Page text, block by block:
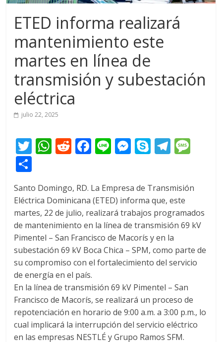
ETED informa realizará
mantenimiento este
martes en línea de
transmisión y subestación
eléctrica
julio 22, 2025
T
er
W
s
A
p
p
R
di
t
F
b
o
o
k
Li M
e
n
g
er
S
p
e
T
gr
a
m
a
g
e
o
m
p
ar
ti
r
Santo Domingo, RD. La Empresa de Transmisión
Eléctrica Dominicana (ETED) informa que, este
martes, 22 de julio, realizará trabajos programados
de mantenimiento en la línea de transmisión 69 kV
Pimentel – San Francisco de Macorís y en la
subestación 69 kV Boca Chica – SPM, como parte de
su compromiso con el fortalecimiento del servicio
de energía en el país.
En la línea de transmisión 69 kV Pimentel – San
Francisco de Macorís, se realizará un proceso de
repotenciación en horario de 9:00 a.m. a 3:00 p.m., lo
cual implicará la interrupción del servicio eléctrico
en las empresas NESTLÉ y Grupo Ramos SFM.